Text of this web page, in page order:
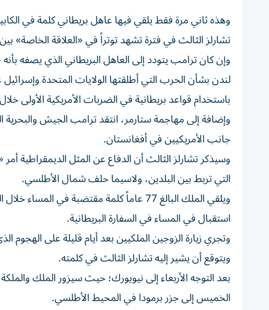
تشارلز الثالث في فترة تشهد توتراً في «العلاقة الخاصة»
وإن كان ترامب يتودد إلى العاهل البريطاني الذي يصفه
لندن بشأن الحرب التي أطلقتها الولايات المتحدة
باستخدام قواعد بريطانية في الضربات الأمريكية الأولى
وإضافة إلى مهاجمة ستارمر، انتقد ترامب الجيش
جانب الأمريكيين في أفغانستان.
وسيذكر تشارلز الثالث أن الدفاع عن المثل الديمقراطية
التي تربط بين البلدين، ولاسيما حلف شمال الأطلسي.
ويلقي الملك البالغ 77 عاماً كلمة
استقبال في المساء في السفارة البريطانية.
وتجري زيارة الزوجين الملكيين بعد أيام قليلة على
ويتوقع أن يشير إليه تشارلز الثالث في كلمته.
الخميس إلى جزر برمودا في المحيط الأطلسي.